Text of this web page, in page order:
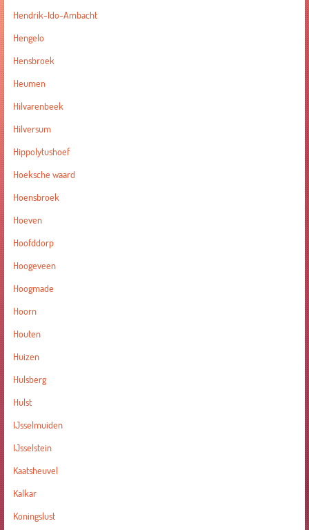
Hendrik-Ido-Ambacht
Hengelo
Hensbroek
Heumen
Hilvarenbeek
Hilversum
Hippolytushoef
Hoeksche waard
Hoensbroek
Hoeven
Hoofddorp
Hoogeveen
Hoogmade
Hoorn
Houten
Huizen
Hulsberg
Hulst
IJsselmuiden
IJsselstein
Kaatsheuvel
Kalkar
Koningslust